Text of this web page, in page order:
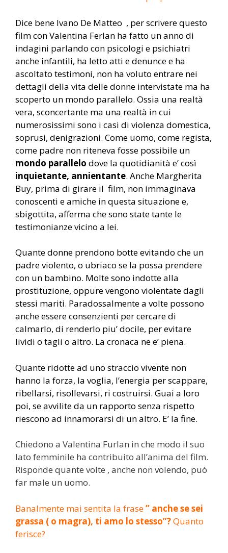
Dice bene Ivano De Matteo , per scrivere questo
film con Valentina Ferlan ha fatto un anno di
indagini parlando con psicologi e psichiatri
anche infantili, ha letto atti e denunce e ha
ascoltato testimoni, non ha voluto entrare nei
dettagli della vita delle donne intervistate ma ha
scoperto un mondo parallelo. Ossia una realtà
vera, sconcertante ma una realtà in cui
numerosissimi sono i casi di violenza domestica,
soprusi, denigrazioni. Come uomo, come regista,
come padre non riteneva fosse possibile un
mondo parallelo dove la quotidianità e’ così
inquietante, annientante. Anche Margherita
Buy, prima di girare il film, non immaginava
conoscenti e amiche in questa situazione e,
sbigottita, afferma che sono state tante le
testimonianze vicino a lei.
Quante donne prendono botte evitando che un
padre violento, o ubriaco se la possa prendere
con un bambino. Molte sono indotte alla
prostituzione, oppure vengono violentate dagli
stessi mariti. Paradossalmente a volte possono
anche essere consenzienti per cercare di
calmarlo, di renderlo piu’ docile, per evitare
lividi o tagli o altro. La cronaca ne e’ piena.
Quante ridotte ad uno straccio vivente non
hanno la forza, la voglia, l’energia per scappare,
ribellarsi, risollevarsi, ri costruirsi. Guai a loro
poi, se avvilite da un rapporto senza rispetto
riescono ad innamorarsi di un altro. E’ la fine.
Chiedono a Valentina Furlan in che modo il suo
lato femminile ha contribuito all’anima del film.
Risponde quante volte , anche non volendo, può
far male un uomo.
Banalmente mai sentita la frase” anche se sei
grassa ( o magra), ti amo lo stesso”?Quanto
ferisce?